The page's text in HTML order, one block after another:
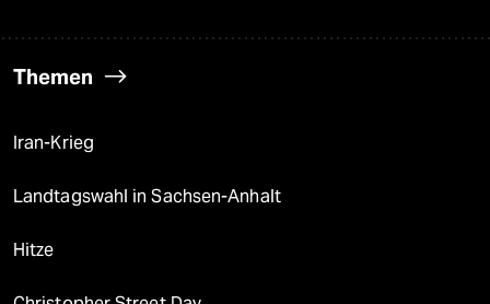
Themen
Iran-Krieg
Landtagswahl in Sachsen-Anhalt
Hitze